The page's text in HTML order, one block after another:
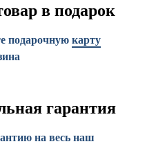
в подарок
подарочную карту
гарантия
на весь наш